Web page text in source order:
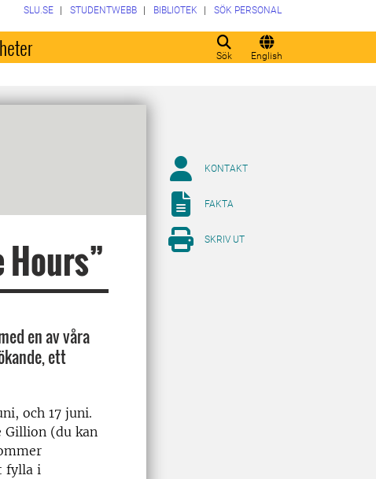
Sök English
SLU.SE STUDENTWEBB BIBLIOTEK SÖK PERSONAL
en av våra
ett
och 17 juni.
Gillion (du kan
fylla i
KONTAKT
FAKTA
SKRIV UT